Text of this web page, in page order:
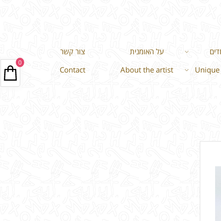
על האומנית
צור קשר
Unique
About the artist
Contact
0